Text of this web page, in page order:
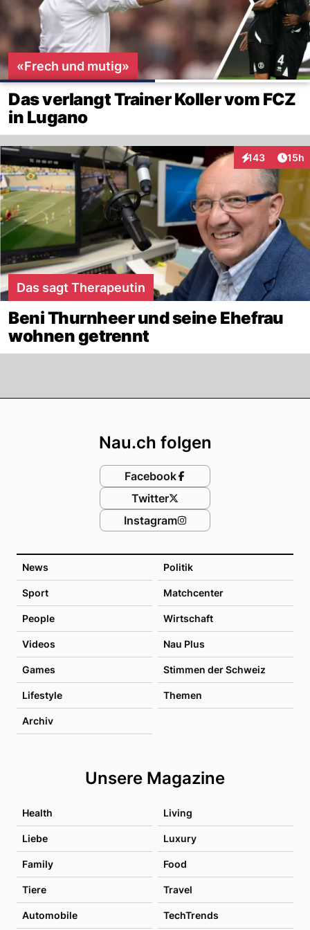
«Frech und mutig»
Das verlangt Trainer Koller vom FCZ
in Lugano
143
Interaktionen
15h
Das sagt Therapeutin
Beni Thurnheer und seine Ehefrau
wohnen getrennt
News Politik
Sport Matchcenter
People Wirtschaft
Videos Nau Plus
Games Stimmen der Schweiz
Lifestyle Themen
Archiv
Unsere Magazine
Health Living
Liebe Luxury
Family Food
Tiere Travel
Automobile TechTrends
Nau.ch folgen
Facebook
Twitter
Instagram